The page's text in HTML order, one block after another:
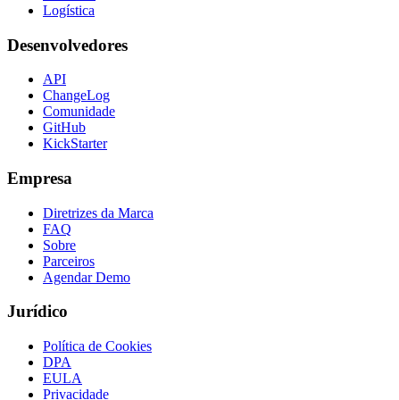
Logística
Desenvolvedores
API
ChangeLog
Comunidade
GitHub
KickStarter
Empresa
Diretrizes da Marca
FAQ
Sobre
Parceiros
Agendar Demo
Jurídico
Política de Cookies
DPA
EULA
Privacidade